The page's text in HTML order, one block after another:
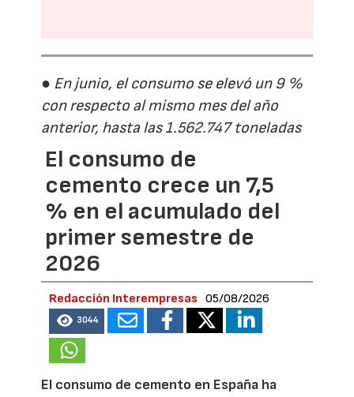
● En junio, el consumo se elevó un 9 %
con respecto al mismo mes del año
anterior, hasta las 1.562.747 toneladas
El consumo de
cemento crece un 7,5
% en el acumulado del
primer semestre de
2026
Redacción Interempresas 05/08/2026
3044
El consumo de cemento en España ha